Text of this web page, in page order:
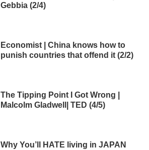
Gebbia (2/4)
Economist | China knows how to
punish countries that offend it (2/2)
The Tipping Point I Got Wrong |
Malcolm Gladwell| TED (4/5)
Why You’ll HATE living in JAPAN